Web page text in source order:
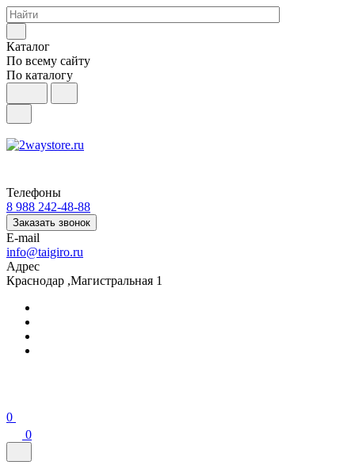
Каталог
По всему сайту
По каталогу
Телефоны
8 988 242-48-88
Заказать звонок
E-mail
info@taigiro.ru
Адрес
Краснодар ,Магистральная 1
0
0